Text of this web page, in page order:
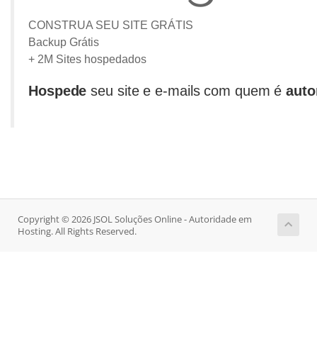
CONSTRUA SEU SITE GRÁTIS
Backup Grátis
+ 2M Sites hospedados
Hospede seu site e e-mails com quem é
Copyright © 2026 JSOL Soluções Online - Autoridade em
Hosting. All Rights Reserved.